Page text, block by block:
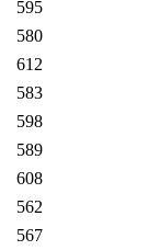
595
580
612
583
598
589
608
562
567